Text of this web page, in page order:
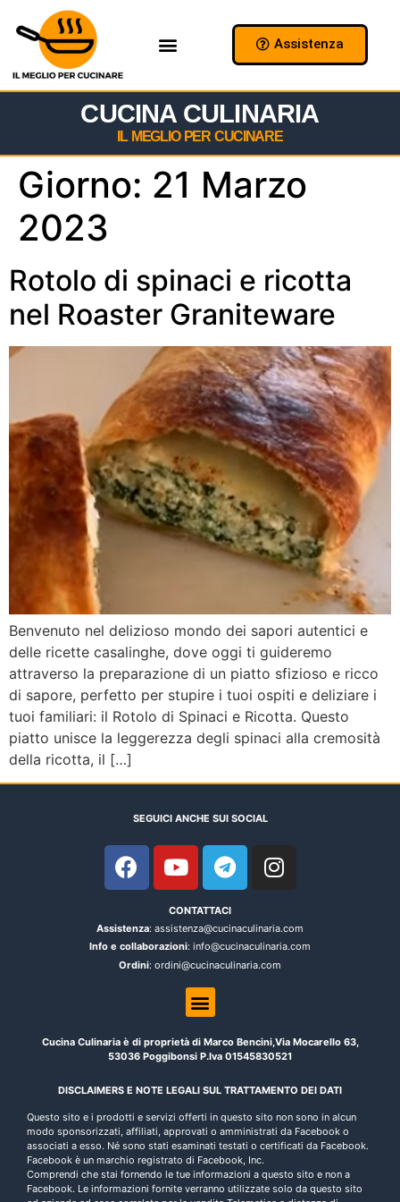
Assistenza
CUCINA CULINARIA
IL MEGLIO PER CUCINARE
Giorno: 21 Marzo
2023
Rotolo di spinaci e ricotta
nel Roaster Graniteware
Benvenuto nel delizioso mondo dei sapori autentici e
delle ricette casalinghe, dove oggi ti guideremo
attraverso la preparazione di un piatto sfizioso e ricco
di sapore, perfetto per stupire i tuoi ospiti e deliziare i
tuoi familiari: il Rotolo di Spinaci e Ricotta. Questo
piatto unisce la leggerezza degli spinaci alla cremosità
della ricotta, il […]
SEGUICI ANCHE SUI SOCIAL
CONTATTACI
Assistenza: assistenza@cucinaculinaria.com
Info e collaborazioni: info@cucinaculinaria.com
Ordini: ordini@cucinaculinaria.com
Cucina Culinaria è di proprietà di Marco Bencini,Via Mocarello 63,
53036 Poggibonsi P.Iva 01545830521
DISCLAIMERS E NOTE LEGALI SUL TRATTAMENTO DEI DATI
Questo sito e i prodotti e servizi offerti in questo sito non sono in alcun
modo sponsorizzati, affiliati, approvati o amministrati da Facebook o
associati a esso. Né sono stati esaminati testati o certificati da Facebook.
Facebook è un marchio registrato di Facebook, Inc.
Comprendi che stai fornendo le tue informazioni a questo sito e non a
Facebook. Le informazioni fornite verranno utilizzate solo da questo sito